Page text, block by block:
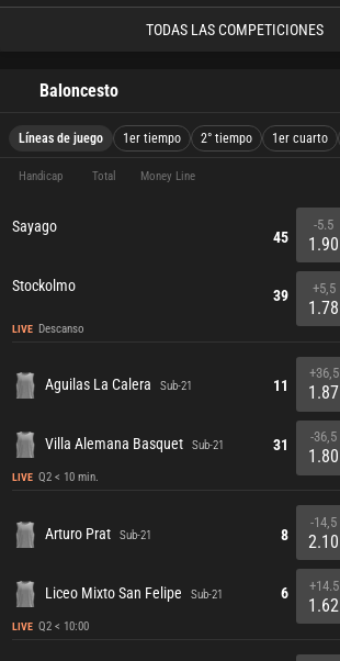
TODAS LAS COMPETICIONES
Baloncesto
Líneas de juego 1er tiempo 2° tiempo 1er cuarto
Handicap Total Money Line
Sayago
Stockolmo
LIVE Descanso
45
39
-5.5
1.90
+5,5
1.78
Aguilas La Calera Sub-21
Villa Alemana Basquet Sub-21
LIVE Q2 < 10 min.
11
31
+36,5
1.87
-36,5
1.80
Arturo Prat Sub-21
Liceo Mixto San Felipe Sub-21
LIVE Q2 < 10:00
8
6
-14,5
2.10
+14.5
1.62